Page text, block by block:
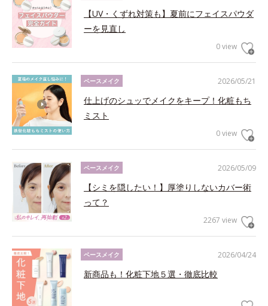
【UV・くずれ対策も】夏前にフェイスパウダ
ーを見直し
0 view
2026/05/21
ベースメイク
仕上げのシュッでメイクをキープ！化粧もち
ミスト
0 view
2026/05/09
ベースメイク
【シミを隠したい！】厚塗りしないカバー術
って？
2267 view
2026/04/24
ベースメイク
新商品も！化粧下地５選・徹底比較